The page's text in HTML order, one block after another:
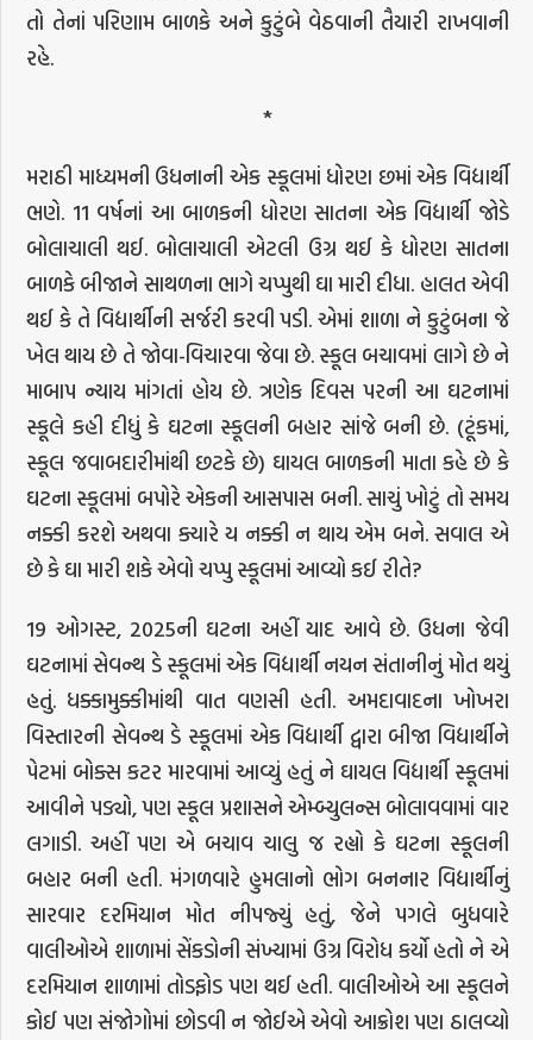
તો તેનાં પરિણામ બાળકે અને કુટુંબે વેઠવાની તૈયારી રાખવાની
રહે.
*
મરાઠી માધ્યમની ઉધનાની એક સ્કૂલમાં ધોરણ છમાં એક વિદ્યાર્થી
ભણે. 11 વર્ષનાં આ બાળકની ધોરણ સાતના એક વિદ્યાર્થી જોડે
બોલાચાલી થઈ. બોલાચાલી એટલી ઉગ્ર થઈ કે ધોરણ સાતના
બાળકે બીજાને સાથળના ભાગે ચપ્પુથી ઘા મારી દીધા. હાલત એવી
થઈ કે તે વિદ્યાર્થીની સર્જરી કરવી પડી. એમાં શાળા ને કુટુંબના જે
ખેલ થાય છે તે જોવા-વિચારવા જેવા છે. સ્કૂલ બચાવમાં લાગે છે ને
માબાપ ન્યાય માંગતાં હોય છે. ત્રણેક દિવસ પરની આ ઘટનામાં
સ્કૂલે કહી દીધું કે ઘટના સ્કૂલની બહાર સાંજે બની છે. (ટૂંકમાં,
સ્કૂલ જવાબદારીમાંથી છટકે છે) ઘાયલ બાળકની માતા કહે છે કે
ઘટના સ્કૂલમાં બપોરે એકની આસપાસ બની. સાચું ખોટું તો સમય
નક્કી કરશે અથવા ક્યારે ય નક્કી ન થાય એમ બને. સવાલ એ
છે કે ઘા મારી શકે એવો ચપ્પુ સ્કૂલમાં આવ્યો કઈ રીતે?
19 ઓગસ્ટ, 2025ની ઘટના અહીં યાદ આવે છે. ઉધના જેવી
ઘટનામાં સેવન્થ ડે સ્કૂલમાં એક વિદ્યાર્થી નયન સંતાનીનું મોત થયું
હતું. ધક્કામુક્કીમાંથી વાત વણસી હતી. અમદાવાદના ખોખરા
વિસ્તારની સેવન્થ ડે સ્કૂલમાં એક વિદ્યાર્થી દ્વારા બીજા વિદ્યાર્થીને
પેટમાં બોક્સ કટર મારવામાં આવ્યું હતું ને ઘાયલ વિદ્યાર્થી સ્કૂલમાં
આવીને પડ્યો, પણ સ્કૂલ પ્રશાસને એમ્બ્યુલન્સ બોલાવવામાં વાર
લગાડી. અહીં પણ એ બચાવ ચાલુ જ રહ્યો કે ઘટના સ્કૂલની
બહાર બની હતી. મંગળવારે હુમલાનો ભોગ બનનાર વિદ્યાર્થીનું
સારવાર દરમિયાન મોત નીપજ્યું હતું, જેને પગલે બુધવારે
વાલીઓએ શાળામાં સેંકડોની સંખ્યામાં ઉગ્ર વિરોધ કર્યો હતો ને એ
દરમિયાન શાળામાં તોડફોડ પણ થઈ હતી. વાલીઓએ આ સ્કૂલને
કોઈ પણ સંજોગોમાં છોડવી ન જોઈએ એવો આક્રોશ પણ ઠાલવ્યો